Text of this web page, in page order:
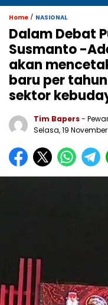
Home / NASIONAL
Dalam Debat
Susmanto -
akan
baru per
sektor
Tim Bapers-
Selasa, 19